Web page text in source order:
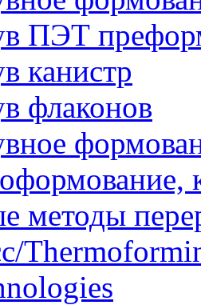
ПЭТ
канистр
флаконов
методы